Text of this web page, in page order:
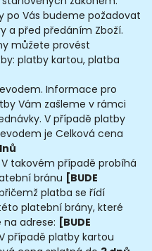
po Vás budeme požadovat
a před předáním Zboží.
můžete provést
platby kartou, platba
Informace pro
Vám zašleme v rámci
V případě platby
je Celková cena
takovém případě probíhá
bránu [BUDE
platba se řídí
platební brány, které
adrese: [BUDE
případě platby kartou